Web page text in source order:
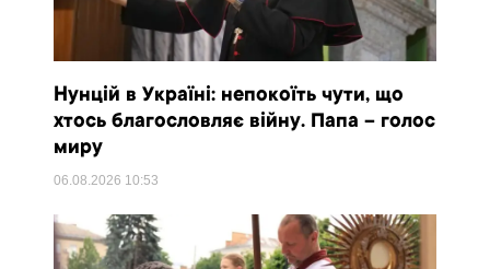
Нунцій в Україні: непокоїть чути, що
хтось благословляє війну. Папа – голос
миру
06.08.2026 10:53